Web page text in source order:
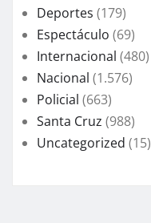
Deportes (179)
Espectáculo (69)
Internacional (480)
Nacional (1.576)
Policial (663)
Santa Cruz (988)
Uncategorized (15)